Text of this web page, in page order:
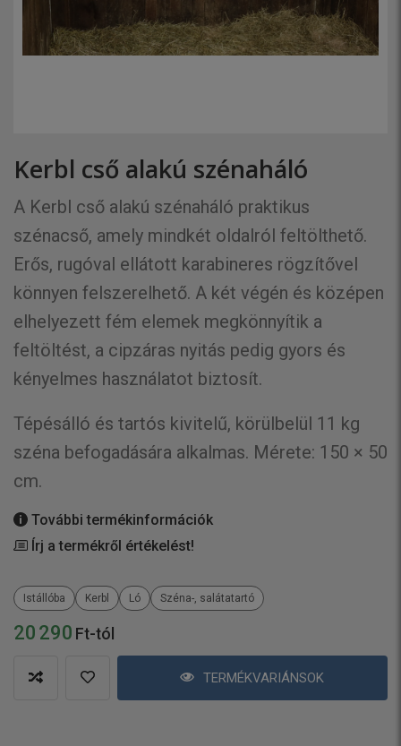
Kerbl cső alakú szénaháló
20 290 Ft-tól
TERMÉKVARIÁNSOK
A Kerbl cső alakú szénaháló praktikus
szénacső, amely mindkét oldalról feltölthető.
Erős, rugóval ellátott karabineres rögzítővel
könnyen felszerelhető. A két végén és középen
elhelyezett fém elemek megkönnyítik a
feltöltést, a cipzáras nyitás pedig gyors és
kényelmes használatot biztosít.
Tépésálló és tartós kivitelű, körülbelül 11 kg
széna befogadására alkalmas. Mérete: 150 × 50
cm.
További termékinformációk
Írj a termékről értékelést!
Istállóba Kerbl Ló Széna-, salátatartó